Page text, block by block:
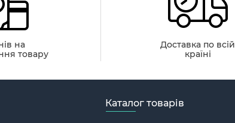
на
товару
Доставка по всій
країні
Каталог товарів